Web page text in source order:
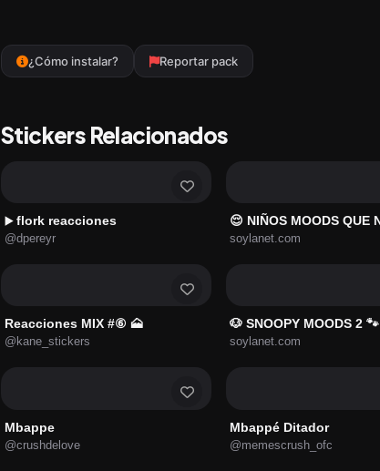
¿Cómo instalar? Reportar pack
Stickers Relacionados
▶️ flork reacciones
@dpereyr soylanet.com
Reacciones MIX #⑥ 🗻
@kane_stickers
🐶 SNOOPY MOODS 2 🐾
soylanet.com
Mbappe
@crushdelove
Mbappé Ditador
@memescrush_ofc